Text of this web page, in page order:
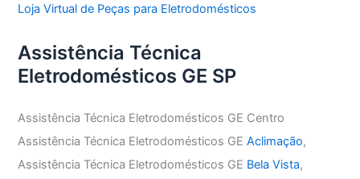
Loja Virtual de Peças para Eletrodomésticos
Assistência Técnica
Eletrodomésticos GE SP
Assistência Técnica Eletrodomésticos GE Centro
Assistência Técnica Eletrodomésticos GEAclimação,
Assistência Técnica Eletrodomésticos GE Bela Vista,